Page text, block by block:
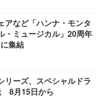
アなど「ハンナ・モンタ
・ミュージカル」20周年
集結
リーズ、スペシャルドラ
8月15日から